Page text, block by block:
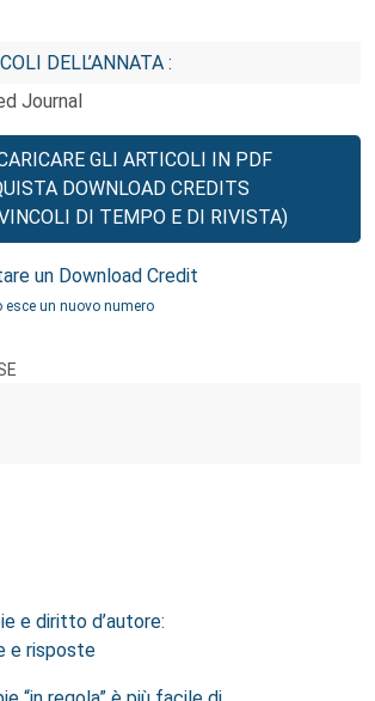
DELL’ANNATA :
Journal
GLI ARTICOLI IN PDF
DOWNLOAD CREDITS
DI TEMPO E DI RIVISTA)
un Download Credit
un nuovo numero
e diritto d’autore:
e risposte